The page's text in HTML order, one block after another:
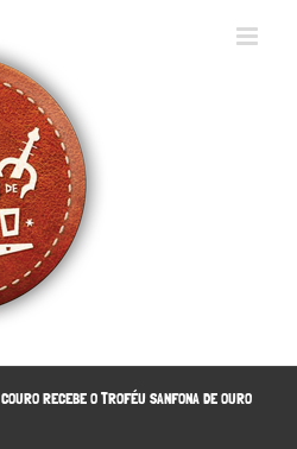
RECEBE O TROFÉU SANFONA DE OURO